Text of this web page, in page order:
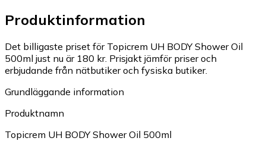
Produktinformation
Det billigaste priset för Topicrem UH BODY Shower Oil
500ml just nu är 180 kr. Prisjakt jämför priser och
erbjudande från nätbutiker och fysiska butiker.
Grundläggande information
Produktnamn
Topicrem UH BODY Shower Oil 500ml